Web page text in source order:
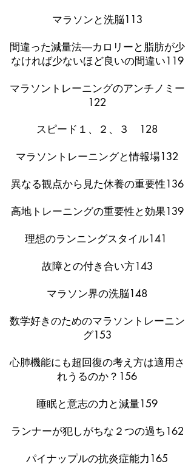
マラソンと洗脳113
間違った減量法―カロリーと脂肪が少
なければ少ないほど良いの間違い119
マラソントレーニングのアンチノミー
122
スピード１、２、３ 128
マラソントレーニングと情報場132
異なる観点から見た休養の重要性136
高地トレーニングの重要性と効果139
理想のランニングスタイル141
故障との付き合い方143
マラソン界の洗脳148
数学好きのためのマラソントレーニン
グ153
心肺機能にも超回復の考え方は適用さ
れうるのか？156
睡眠と意志の力と減量159
ランナーが犯しがちな２つの過ち162
パイナップルの抗炎症能力165